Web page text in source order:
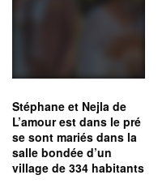
Stéphane et Nejla de
L’amour est dans le pré
se sont mariés dans la
salle bondée d’un
village de 334 habitants